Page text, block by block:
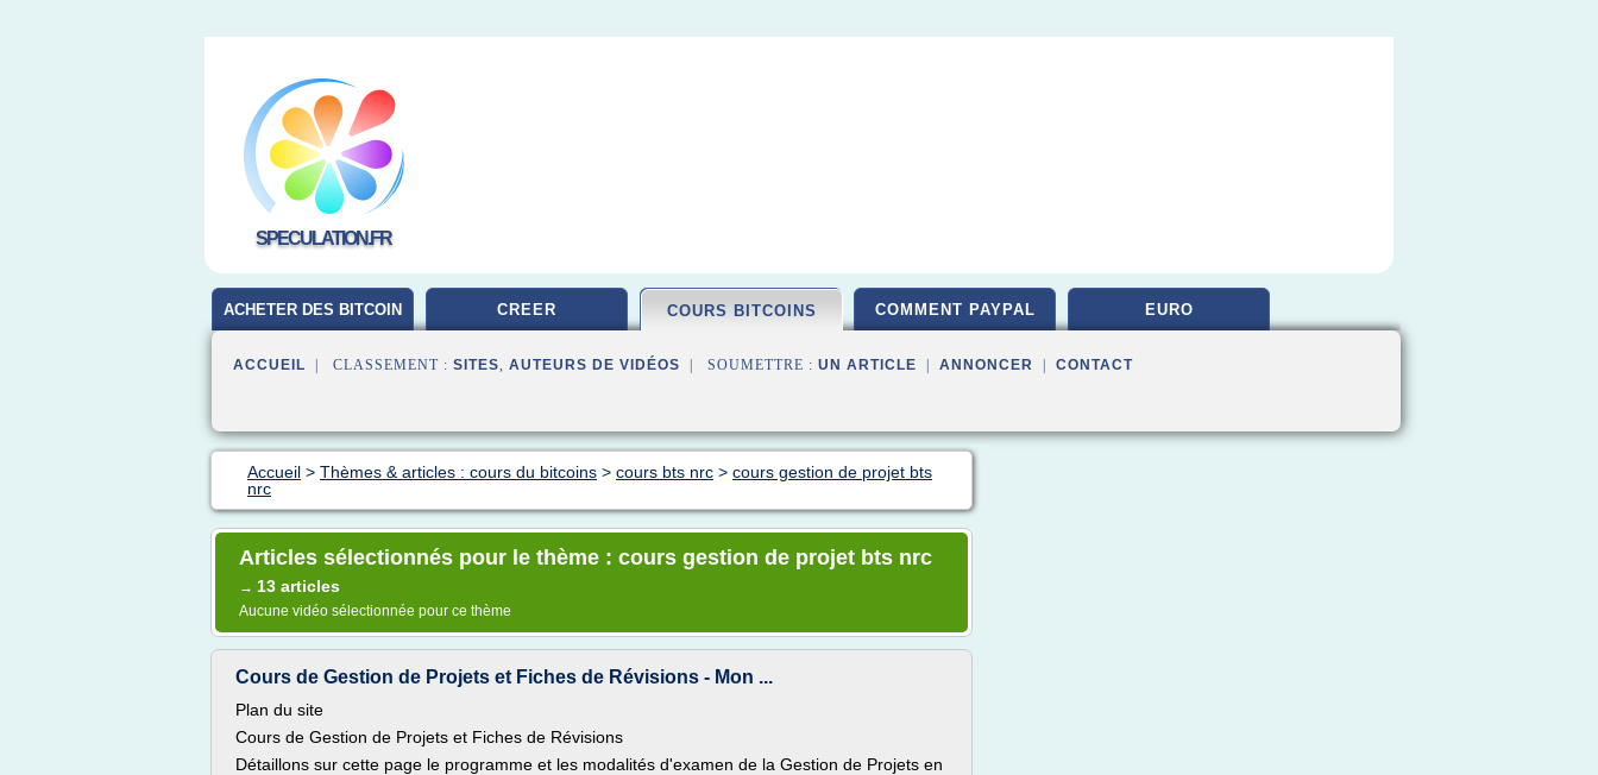
SPECULATION.FR
ACHETER DES BITCOIN CREER COURS BITCOINS COMMENT PAYPAL EURO
ACCUEIL | CLASSEMENT : SITES, AUTEURS DE VIDÉOS | SOUMETTRE : UN ARTICLE ANNONCER CONTACT
Accueil > Thèmes & articles : cours du bitcoins > cours bts nrc > cours gestion de projet bts
nrc
Articles sélectionnés pour le thème : cours gestion de projet bts nrc
→ 13 articles
Aucune vidéo sélectionnée pour ce thème
Cours de Gestion de Projets et Fiches de Révisions - Mon ...
Plan du site
Cours de Gestion de Projets et Fiches de Révisions
Détaillons sur cette page le programme et les modalités d'examen de la Gestion de Projets en